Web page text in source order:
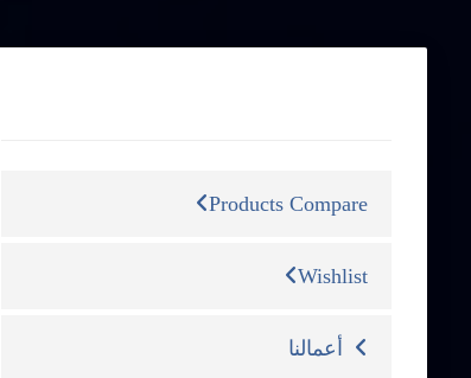
Products Compare
Wishlist
أعمالنا